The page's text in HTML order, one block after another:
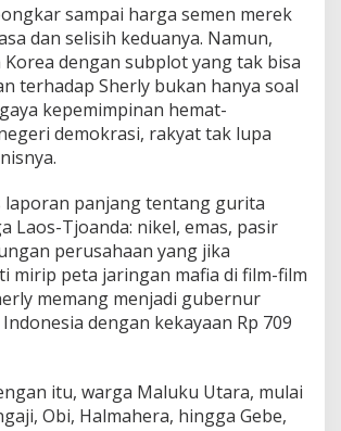
sampai harga semen merek
dan selisih keduanya. Namun,
dengan subplot yang tak bisa
terhadap Sherly bukan hanya soal
kepemimpinan hemat-
demokrasi, rakyat tak lupa
laporan panjang tentang gurita
Laos-Tjoanda: nikel, emas, pasir
perusahaan yang jika
mirip peta jaringan mafia di film-film
memang menjadi gubernur
dengan kekayaan Rp 709
itu, warga Maluku Utara, mulai
Obi, Halmahera, hingga Gebe,